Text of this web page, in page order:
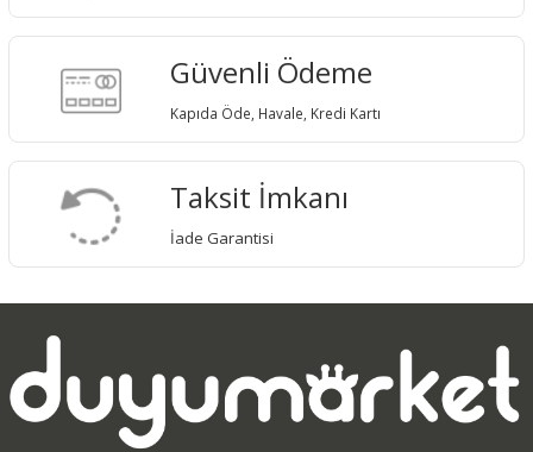
Güvenli Ödeme
Kapıda Öde, Havale, Kredi Kartı
Taksit İmkanı
İade Garantisi